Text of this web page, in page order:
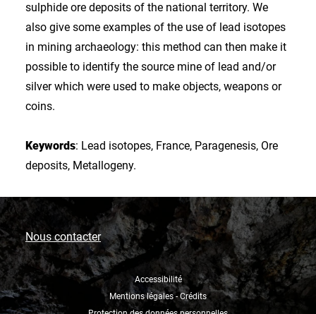
sulphide ore deposits of the national territory. We
also give some examples of the use of lead isotopes
in mining archaeology: this method can then make it
possible to identify the source mine of lead and/or
silver which were used to make objects, weapons or
coins.
Keywords: Lead isotopes, France, Paragenesis, Ore
deposits, Metallogeny.
Nous contacter
Accessibilité
Mentions légales - Crédits